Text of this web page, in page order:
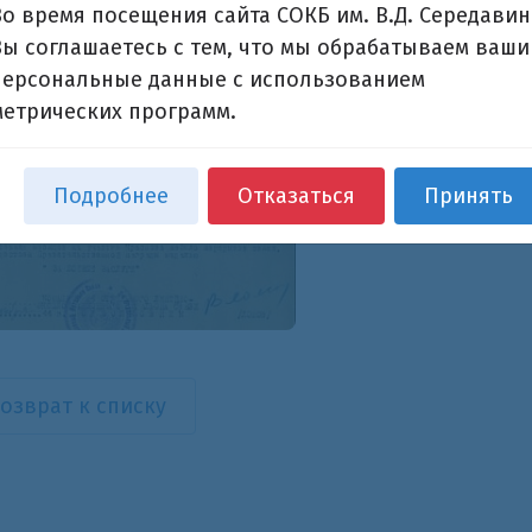
к списку
время посещения сайта СОКБ им. В.Д.
соглашаетесь с тем, что мы обрабатываем ваши
данные с использованием
программ.
Подробнее Отказаться Принять